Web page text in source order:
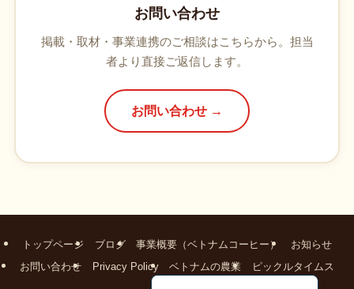
お問い合わせ
掲載・取材・事業連携のご相談はこちらから。担当
者より直接ご返信します。
お問い合わせ →
トップページ ブログ 事業概要（ベトナムコーヒー）
お知らせ
お問い合わせ
Privacy Policy ベトナムの農業 ピックルタイムス